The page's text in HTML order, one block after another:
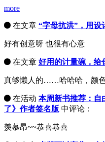
more
在文章 “字母抗洪”，用设
好有创意呀 也很有心意
在文章 好用的计量碗，给
真够懒人的……哈哈哈，颜色
在活动 本周新书推荐：自
了》作者签名版 中评论：
羡慕昂~~恭喜恭喜